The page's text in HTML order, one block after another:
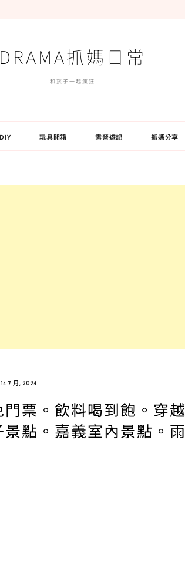
DRAMA抓媽日常
和孩子一起瘋狂
玩具開箱 露營遊記 抓媽分享
14 7 月, 2024
票。飲料喝到飽。穿越
點。嘉義室內景點。雨